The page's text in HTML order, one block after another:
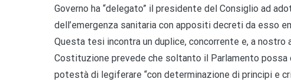
Governo ha “delegato” il presidente del Consiglio ad
dell’emergenza sanitaria con appositi decreti da esso
Questa tesi incontra un duplice, concorrente e, a nostro
Costituzione prevede che soltanto il Parlamento possa
potestà di legiferare “con determinazione di principi e